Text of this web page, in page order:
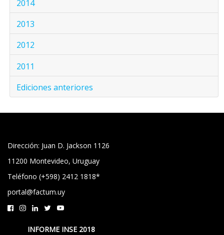
2014
2013
2012
2011
Ediciones anteriores
Dirección: Juan D. Jackson 1126
11200 Montevideo, Uruguay
Teléfono (+598) 2412 1818*
portal@factum.uy
INFORME INSE 2018